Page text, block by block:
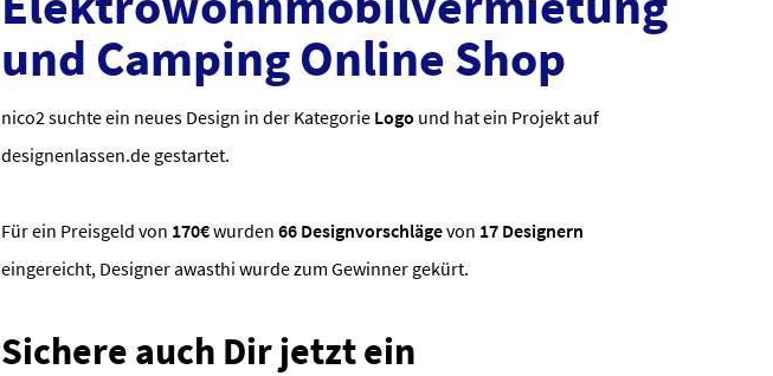
und Camping Online Shop
nico2 suchte ein neues Design in der Kategorie Logo und hat ein Projekt auf
designenlassen.de gestartet.
Für ein Preisgeld von 170€wurden 66 Designvorschlägevon 17 Designern
eingereicht, Designer awasthi wurde zum Gewinner gekürt.
Sichere auch Dir jetzt ein